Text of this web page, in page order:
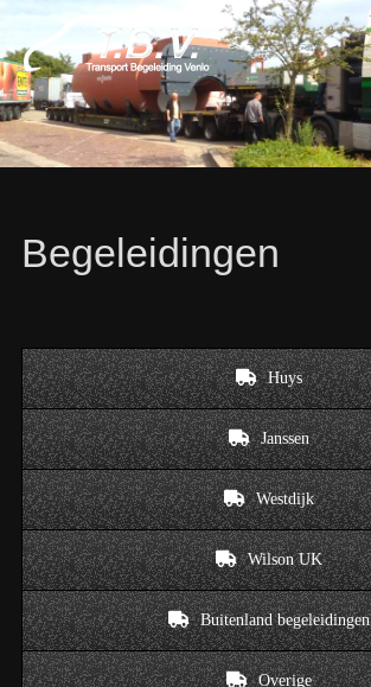
Begeleidingen
Huys
Janssen
Westdijk
Wilson UK
Buitenland begeleidingen
Overige